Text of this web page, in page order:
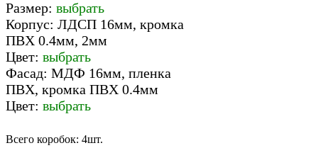
Размер: выбрать
Корпус: ЛДСП 16мм, кромка
ПВХ 0.4мм, 2мм
Цвет: выбрать
Фасад: МДФ 16мм, пленка
ПВХ, кромка ПВХ 0.4мм
Цвет: выбрать
Всего коробок: 4шт.